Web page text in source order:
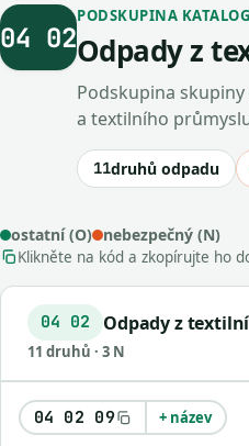
04 02
PODSKUPINA
Odpady z
Podskupina
a textilního
11druhů odpadu
ostatní (O) nebezpečný (N)
Klikněte na kód a zkopírujte ho
04 02 Odpady z
11 druhů · 3 N
04 02 09 + název